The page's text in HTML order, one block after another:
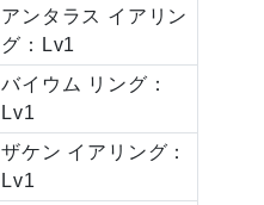
アンタラス イアリン
グ：Lv1
バイウム リング：
Lv1
ザケン イアリング：
Lv1